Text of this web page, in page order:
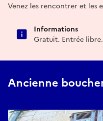
Venez les rencontrer et les
Informations
Gratuit. Entrée libre.
Ancienne